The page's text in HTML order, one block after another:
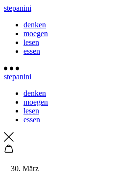
stepanini
denken
moegen
lesen
essen
stepanini
denken
moegen
lesen
essen
30. März